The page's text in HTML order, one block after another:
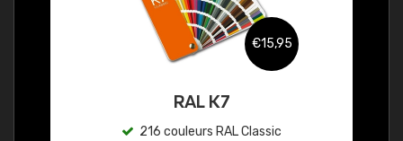
€15,95
RAL K7
216 couleurs RAL Classic